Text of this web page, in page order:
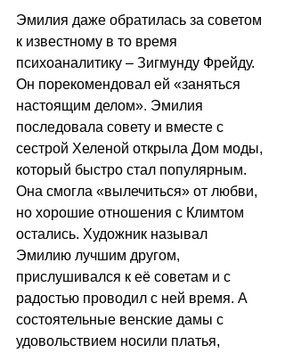
Эмилия даже обратилась за советом
к известному в то время
психоаналитику – Зигмунду Фрейду.
Он порекомендовал ей «заняться
настоящим делом». Эмилия
последовала совету и вместе с
сестрой Хеленой открыла Дом моды,
который быстро стал популярным.
Она смогла «вылечиться» от любви,
но хорошие отношения с Климтом
остались. Художник называл
Эмилию лучшим другом,
прислушивался к её советам и с
радостью проводил с ней время. А
состоятельные венские дамы с
удовольствием носили платья,